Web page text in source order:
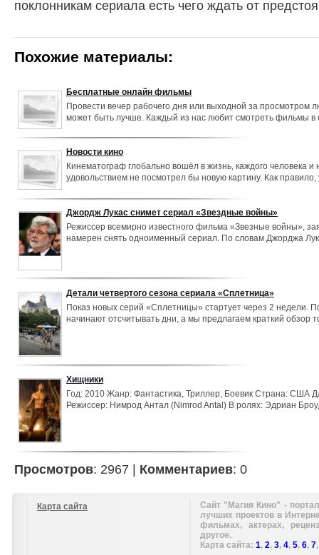
поклонникам сериала есть чего ждать от
Похожие материалы:
Бесплатные онлайн фильмы
Провести вечер рабочего дня или выходной за просмотром
может быть лучше. Каждый из нас любит смотреть фильмы в
и закачку не хочет никто.
Новости кино
Кинематограф глобально вошёл в жизнь, каждого человека и
удовольствием не посмотрел бы новую картину. Как правило,
Джордж Лукас снимет сериал «Звездные войны»
Режиссер всемирно известного фильма «Звезные войны»,
намерен снять одноименный сериал. По словам Джорджа
Детали четвертого сезона сериала «Сплетница»
Показ новых серий «Сплетницы» стартует через 2 недели.
начинают отсчитывать дни, а мы предлагаем краткий обзор
Хищники
Год: 2010 Жанр: Фантастика, Триллер, Боевик Страна: США
Режиссер: Нимрод Антал (Nimrod Antal) В ролях: Эдриан
Просмотров: 2967 | Комментариев: 0
Карта сайта
Сайт "Магия Кино" -
лучших проектов в
фильмах, актерах,
другое.
Карта сайта: 1, 2, 3, 4, 5, 6, 7